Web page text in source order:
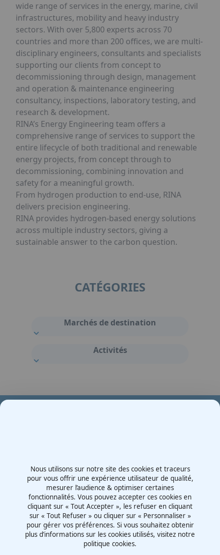
wide range of services in the energy, marine, civil
infrastructures, mobility and heavy industry
sectors. With over 5,800 experts across 70
countries and more than 200 offices, we are multi-
disciplinary engineers, consultants and specialists
supporting our clients from concept to
decommissioning through design, management
and operation & maintenance engineering
consultancy, inspections, laboratory testing, and
research & development.
RINA’s Energy Engineering team offers a
comprehensive range of services to support the
entire lifecycle of both traditional and renewable
energy projects, from concept through to
decommissioning, combining innovation and
safety for a meaningful growth.
From hydrogen production to end-use, RINA
delivers precision engineering.
RINA provides hydrogen-based energy solutions
across multiple industry sectors, giving a
sustainable answer to the carbon question.
CATÉGORIES
Marchés de destination
Activités
Contactez-nous
Route d'Irigny, Z.I. Nord
69530 - Brignais
France
Nous utilisons sur notre site des cookies et traceurs
pour vous offrir une expérience utilisateur de qualité,
mesurer l’audience & optimiser certaines
fonctionnalités. Vous pouvez accepter ces cookies en
cliquant sur « Tout Accepter », les refuser en cliquant
sur « Tout Refuser » ou cliquer sur « Personnaliser »
pour gérer vos préférences. Si vous souhaitez obtenir
plus d’informations sur les cookies utilisés, visitez notre
politique cookies.